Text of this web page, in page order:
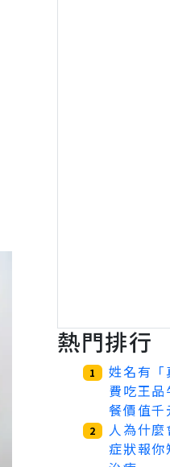
熱門排行
1
姓名有「
費吃王
餐價值千
2
人為什
症狀報你